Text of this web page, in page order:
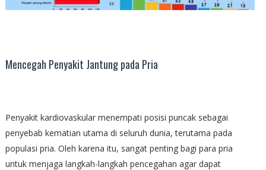
Mencegah Penyakit Jantung pada Pria
Penyakit kardiovaskular menempati posisi puncak sebagai
penyebab kematian utama di seluruh dunia, terutama pada
populasi pria. Oleh karena itu, sangat penting bagi para pria
untuk menjaga langkah-langkah pencegahan agar dapat